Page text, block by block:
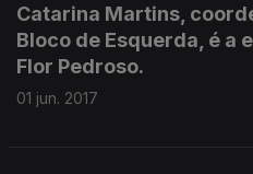
Catarina Martins,
Bloco de Esquerda, é a
Flor Pedroso.
01 jun. 2017